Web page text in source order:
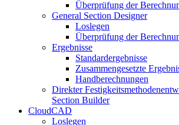
Überprüfung der
General Section Designer
Loslegen
Überprüfung der
Ergebnisse
Standardergebnisse
Zusammengesetzte
Handberechnungen
Direkter
Section Builder
CloudCAD
Loslegen